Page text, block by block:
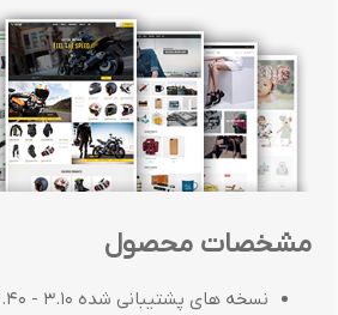
مشخصات محصول
نسخه های پشتیبانی شده 3.10 - 4.40